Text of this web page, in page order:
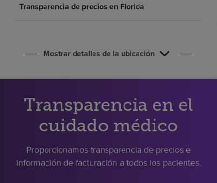
Acerca de nosotros
Buscar un centro
Pagar mi factura
Transparencia de precios en Florida
Mostrar detalles de la ubicación
Transparencia en el
cuidado médico
Proporcionamos transparencia de precios e
información de facturación a todos los pacientes.